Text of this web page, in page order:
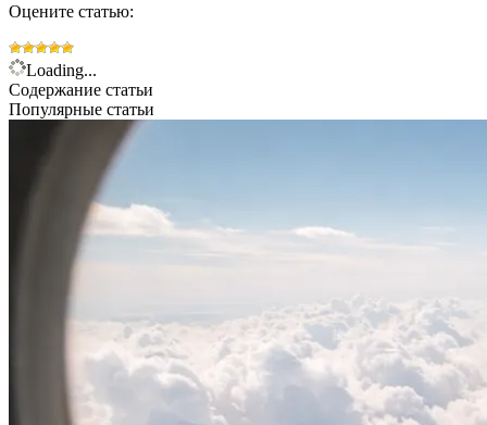
Оцените статью:
Loading...
Содержание статьи
Популярные статьи